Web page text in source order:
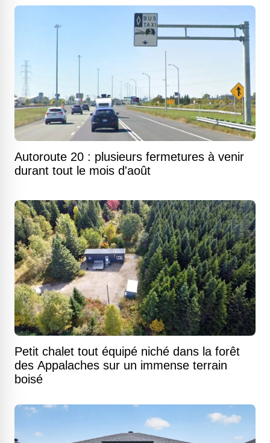
Autoroute 20 : plusieurs fermetures à venir
durant tout le mois d'août
Petit chalet tout équipé niché dans la forêt
des Appalaches sur un immense terrain
boisé